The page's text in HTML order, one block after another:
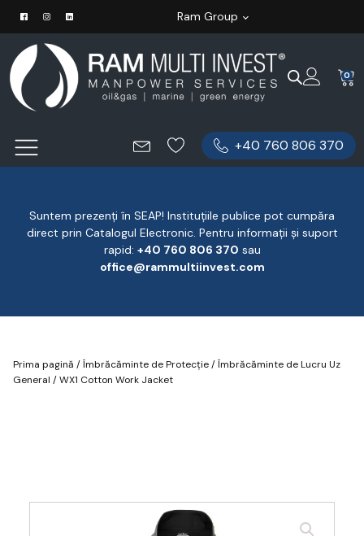
Ram Group
0
+40 760 806 370
Suntem prezenți în SEAP! Instituțiile publice pot cumpăra
direct prin Catalogul Electronic. Pentru informații și suport
rapid: ‪+40 760 806 370 ‬ sau
office@rammultiinvest.com
Prima pagină /Îmbrăcăminte de Protecție/Îmbrăcăminte de Lucru Uz
General / WX1 Cotton Work Jacket